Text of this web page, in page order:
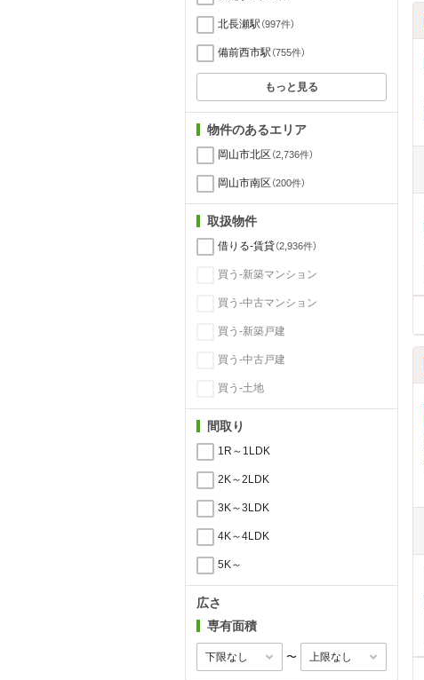
北長瀬駅 （997件）
備前西市駅 （755件）
もっと見る
物件のあるエリア
岡山市北区 （2,736件）
岡山市南区 （200件）
取扱物件
借りる-賃貸（2,936件）
買う-新築マンション
買う-中古マンション
買う-新築戸建
買う-中古戸建
買う-土地
間取り
1R～1LDK
2K～2LDK
3K～3LDK
4K～4LDK
5K～
広さ
専有面積
〜